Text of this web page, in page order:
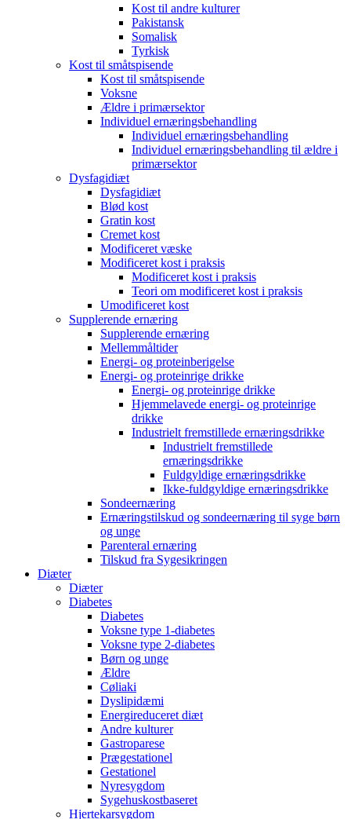
Kost til andre kulturer
Pakistansk
Somalisk
Tyrkisk
Kost til småtspisende
Kost til småtspisende
Voksne
Ældre i primærsektor
Individuel ernæringsbehandling
Individuel ernæringsbehandling
Individuel ernæringsbehandling til ældre i
primærsektor
Dysfagidiæt
Dysfagidiæt
Blød kost
Gratin kost
Cremet kost
Modificeret væske
Modificeret kost i praksis
Modificeret kost i praksis
Teori om modificeret kost i praksis
Umodificeret kost
Supplerende ernæring
Supplerende ernæring
Mellemmåltider
Energi- og proteinberigelse
Energi- og proteinrige drikke
Energi- og proteinrige drikke
Hjemmelavede energi- og proteinrige
drikke
Industrielt fremstillede ernæringsdrikke
Industrielt fremstillede
ernæringsdrikke
Fuldgyldige ernæringsdrikke
Ikke-fuldgyldige ernæringsdrikke
Sondeernæring
Ernæringstilskud og sondeernæring til syge børn
og unge
Parenteral ernæring
Tilskud fra Sygesikringen
Diæter
Diæter
Diabetes
Diabetes
Voksne type 1-diabetes
Voksne type 2-diabetes
Børn og unge
Ældre
Cøliaki
Dyslipidæmi
Energireduceret diæt
Andre kulturer
Gastroparese
Prægestationel
Gestationel
Nyresygdom
Sygehuskostbaseret
Hjertekarsygdom